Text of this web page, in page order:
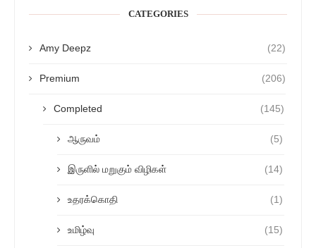
CATEGORIES
Amy Deepz (22)
Premium (206)
Completed (145)
ஆருவம் (5)
இருளில் மறுகும் விழிகள் (14)
உதரக்கொதி (1)
உமிழ்வு (15)